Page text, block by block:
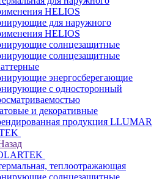
HELIOS
для наружного
HELIOS
солнцезащитные
солнцезащитные
энергосберегающие
с односторонный
и декоративные
продукция LLUMAR
теплоотражающая
солнцезащитные